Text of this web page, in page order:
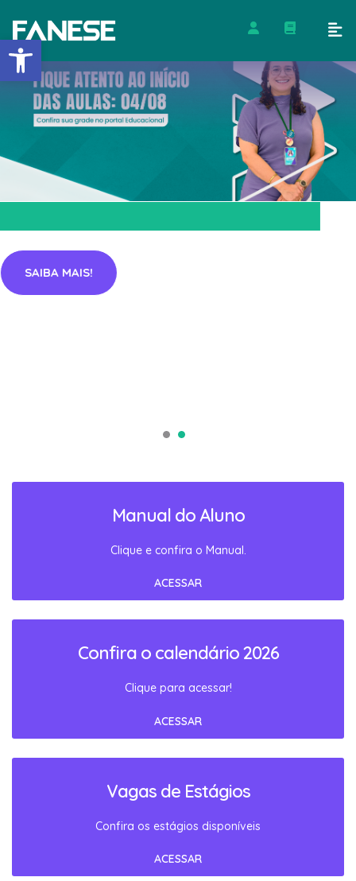
Barra de Ferramentas
SAIBA MAIS!
Manual do Aluno
Clique e confira o Manual.
ACESSAR
Confira o calendário 2026
Clique para acessar!
ACESSAR
Vagas de Estágios
Confira os estágios disponíveis
ACESSAR